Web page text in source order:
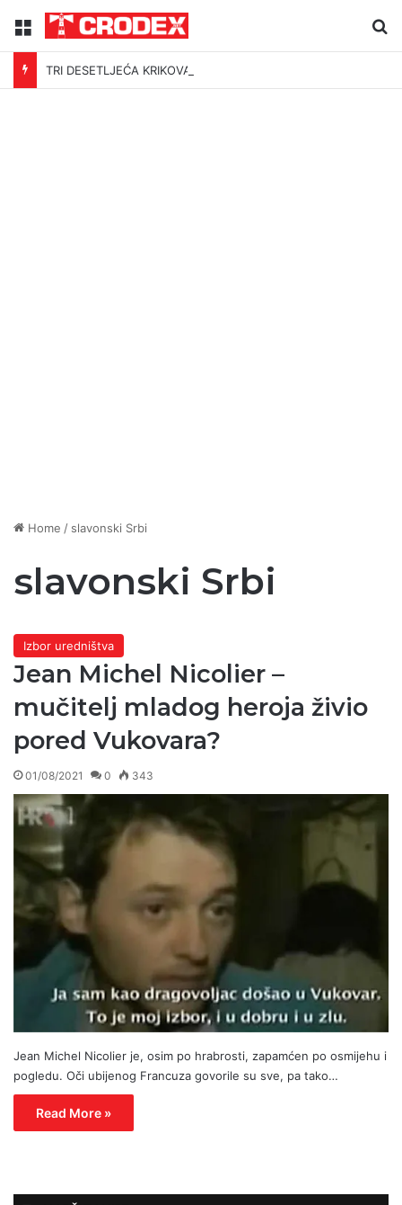
Menu
TRI DESETLJEĆA KRIKOVA OČAJNIKA
Home / slavonski Srbi
slavonski Srbi
Izbor uredništva
Jean Michel Nicolier –
mučitelj mladog heroja živio
pored Vukovara?
01/08/2021 0 343
Jean Michel Nicolier je, osim po hrabrosti, zapamćen po osmijehu i
pogledu. Oči ubijenog Francuza govorile su sve, pa tako…
Read More »